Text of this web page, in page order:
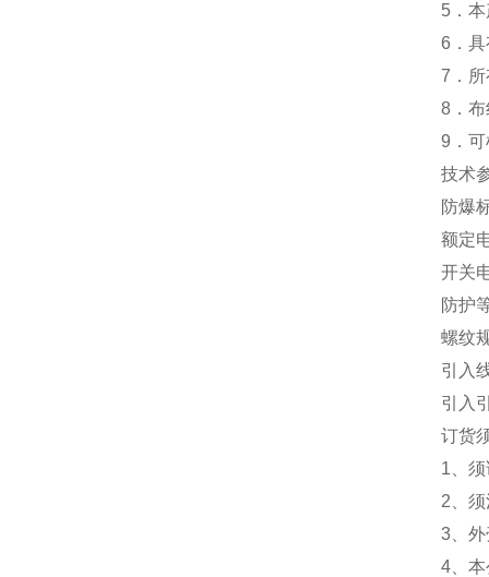
5．
6．
7．
8．
9．
技术
防爆
额定
开关
防护
螺纹
引入
引入
订货
1、
2、须
3、
4、